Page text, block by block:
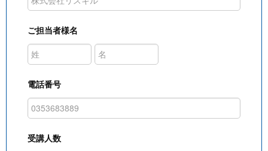
ご担当者様名
電話番号
受講人数